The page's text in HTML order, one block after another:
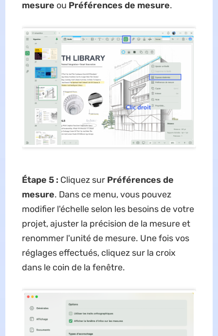
mesure ou Préférences de mesure.
Étape 5 : Cliquez sur Préférences de
mesure. Dans ce menu, vous pouvez
modifier l'échelle selon les besoins de votre
projet, ajuster la précision de la mesure et
renommer l'unité de mesure. Une fois vos
réglages effectués, cliquez sur la croix
dans le coin de la fenêtre.